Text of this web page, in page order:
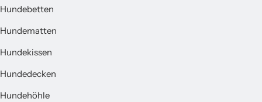
Hundebetten
Hundematten
Hundekissen
Hundedecken
Hundehöhle